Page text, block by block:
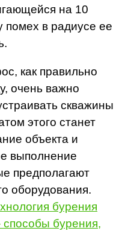
на 10
помех в радиусе ее
как правильно
очень важно
скважины
этого станет
объекта и
выполнение
предполагают
оборудования.
бурения
бурения,